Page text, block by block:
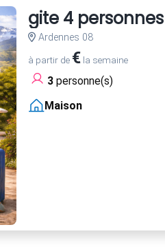
gite 4 personnes
Ardennes 08
à partir de €la semaine
3personne(s)
Maison